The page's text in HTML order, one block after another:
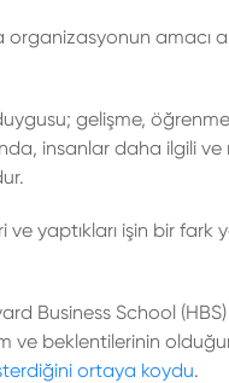
organizasyonun amacı
gelişme,
insanlar daha ilgili ve
yaptıkları işin bir fark
Business School (HBS)
beklentilerinin
ortaya koydu.